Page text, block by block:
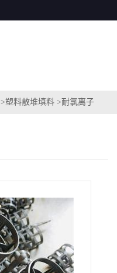
>塑料散堆填料 >耐氯离子